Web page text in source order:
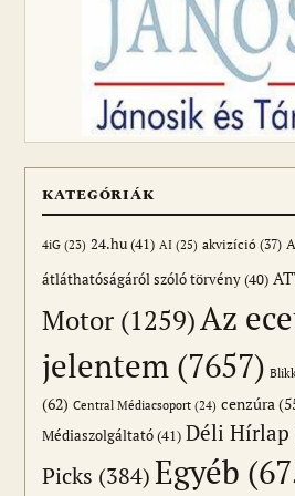
KATEGÓRIÁK
4iG (23) 24.hu(41) AI (25) akvizíció (37)
átláthatóságáról szóló törvény(40)
Motor (1259)Az
jelentem (7657)
(62) Central Médiacsoport (24) cenzúra
Médiaszolgáltató(41) Déli Hírlap
Picks (384)Egyéb